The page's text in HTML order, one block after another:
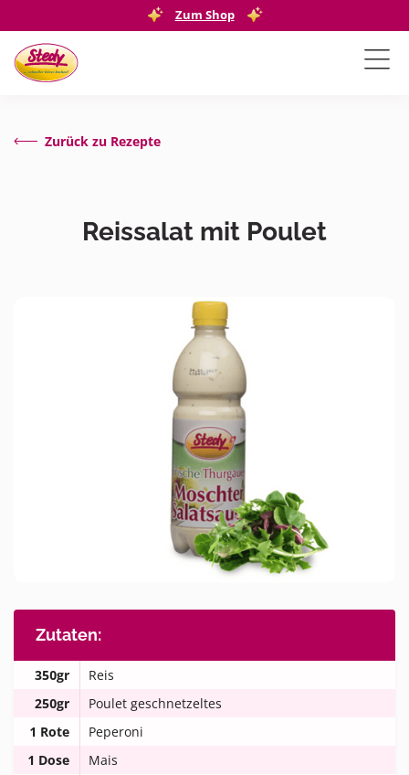
Zum Shop
Zurück zu Rezepte
Reissalat mit Poulet
Zutaten:
350gr
Reis
250gr
Poulet geschnetzeltes
1 Rote
Peperoni
1 Dose
Mais